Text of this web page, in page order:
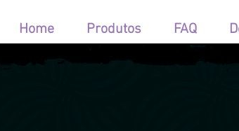
Home Produtos FAQ